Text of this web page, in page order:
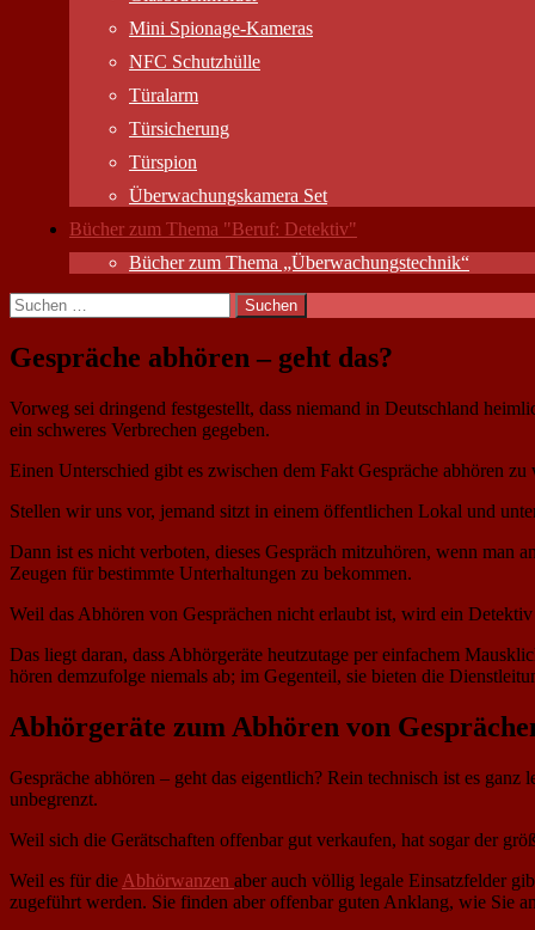
Mini Spionage-Kameras
NFC Schutzhülle
Türalarm
Türsicherung
Türspion
Überwachungs­kamera Set
Bücher zum Thema "Beruf: Detektiv"
Bücher zum Thema „Überwachungstechnik“
Suchen
nach:
Gespräche abhören – geht das?
Vorweg sei dringend festgestellt, dass niemand in Deutschland
ein schweres Verbrechen gegeben.
Einen Unterschied gibt es zwischen dem Fakt Gespräche abhören
Stellen wir uns vor, jemand sitzt in einem öffentlichen Lokal und
Dann ist es nicht verboten, dieses Gespräch mitzuhören, wenn man
Zeugen für bestimmte Unterhaltungen zu bekommen.
Weil das Abhören von Gesprächen nicht erlaubt ist, wird ein
Das liegt daran, dass Abhörgeräte heutzutage per einfachem
hören demzufolge niemals ab; im Gegenteil, sie bieten die
Abhörgeräte zum Abhören von
Gespräche abhören – geht das eigentlich? Rein technisch ist es
unbegrenzt.
Weil sich die Gerätschaften offenbar gut verkaufen, hat sogar der
Weil es für die Abhörwanzen aber auch völlig legale Einsatzfelder
zugeführt werden. Sie finden aber offenbar guten Anklang, wie Sie